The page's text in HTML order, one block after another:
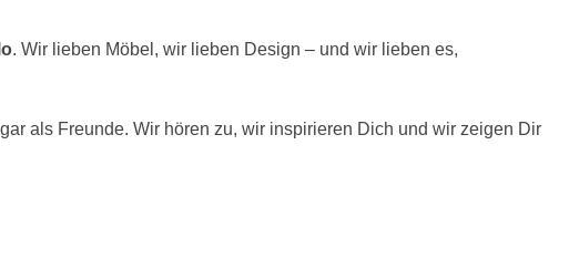
. Wir lieben Möbel, wir lieben Design – und wir lieben es,
als Freunde. Wir hören zu, wir inspirieren Dich und wir zeigen Dir